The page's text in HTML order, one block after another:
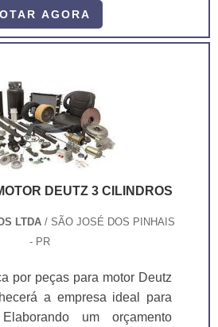
áreas de docas. O
do semáforo para docas é
Qualidade assegurada;
para o l...
AGORA
DEUTZ 3 CILINDROS
LTDA / SÃO JOSÉ DOS PINHAIS
- PR
por peças para motor Deutz
a empresa ideal para
um orçamento